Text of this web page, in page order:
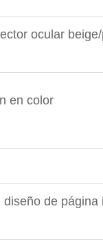
ocular
en color
de página